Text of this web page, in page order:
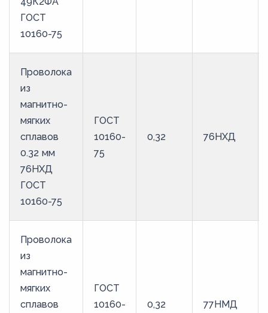
ГОСТ
10160-75
Проволока
из
магнитно-
мягких
сплавов
0.32 мм
76НХД
ГОСТ
10160-75
ГОСТ
10160-
75
0,32 76НХД
Проволока
из
магнитно-
мягких
сплавов
ГОСТ
10160-
0,32 77НМД